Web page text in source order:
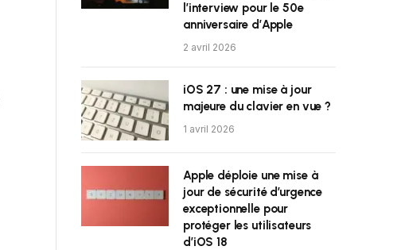
l’interview pour le 50e
anniversaire d’Apple
2 avril 2026
iOS 27 : une mise à jour
majeure du clavier en vue ?
1 avril 2026
Apple déploie une mise à
jour de sécurité d’urgence
exceptionnelle pour
protéger les utilisateurs
d’iOS 18